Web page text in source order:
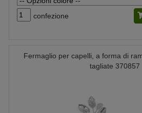
confezione
Fermaglio per capelli, a forma di
tagliate 370857